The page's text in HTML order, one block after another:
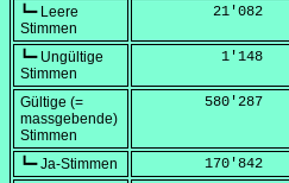
┗━ Leere
Stimmen
         21'082
┗━ Ungültige
Stimmen
          1'148
Gültige (=
massgebende)
Stimmen
        580'287
┗━ Ja-Stimmen
        170'842